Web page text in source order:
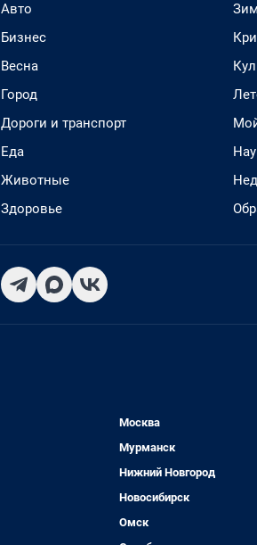
Авто
Бизнес
Весна
Город
Дороги и транспорт
Еда
Животные
Здоровье
Москва
Мурманск
Нижний Новгород
Новосибирск
Омск